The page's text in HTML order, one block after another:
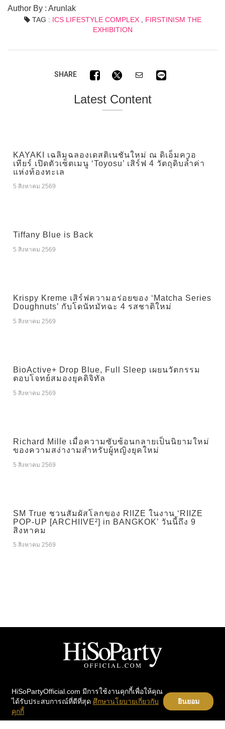
Author By : Arunlak
TAG : ICS LIFESTYLE COMPLEX, FIRSTINISM THE
EXHIBITION
SHARE
Latest Content
KAYAKI เฉลิมฉลองเดสติเนชันใหม่ ณ ดิเอ็มควอ
เทียร์ เปิดตัวเซ็ตเมนู ‘Toyosu’ เสิร์ฟ 4 วัตถุดิบล้ำค่า
แห่งท้องทะเล
5 สิงหาคม 2569
Tiffany Blue is Back
5 สิงหาคม 2569
Krispy Kreme เสิร์ฟความอร่อยของ ‘Matcha Series
Doughnuts’ กับโดนัทมัทฉะ 4 รสชาติใหม่
5 สิงหาคม 2569
BioActive+ Drop Blue, Full Sleep เผยนวัตกรรม
ตอบโจทย์สมองยุคดิจิทัล
5 สิงหาคม 2569
Richard Mille เมื่อความซับซ้อนกลายเป็นนิยามใหม่
ของความสง่างามสำหรับผู้หญิงยุคใหม่
5 สิงหาคม 2569
SM True ชวนสัมผัสโลกของ RIIZE ในงาน ‘RIIZE
POP-UP [ARCHIIVE²] in BANGKOK’ วันนี้ถึง 9
สิงหาคม
5 สิงหาคม 2569
PARTY
PEOPLE
BEAUTY
Home
Instragram
Contact
HiSoPartyOfficial.com มีการใช้งานคุกกี้เพื่อให้คุณ
ได้รับประสบการณ์ที่ดีที่สุด ศึกษานโยบายเกี่ยวกับ
คุกกี้
ยินยอม